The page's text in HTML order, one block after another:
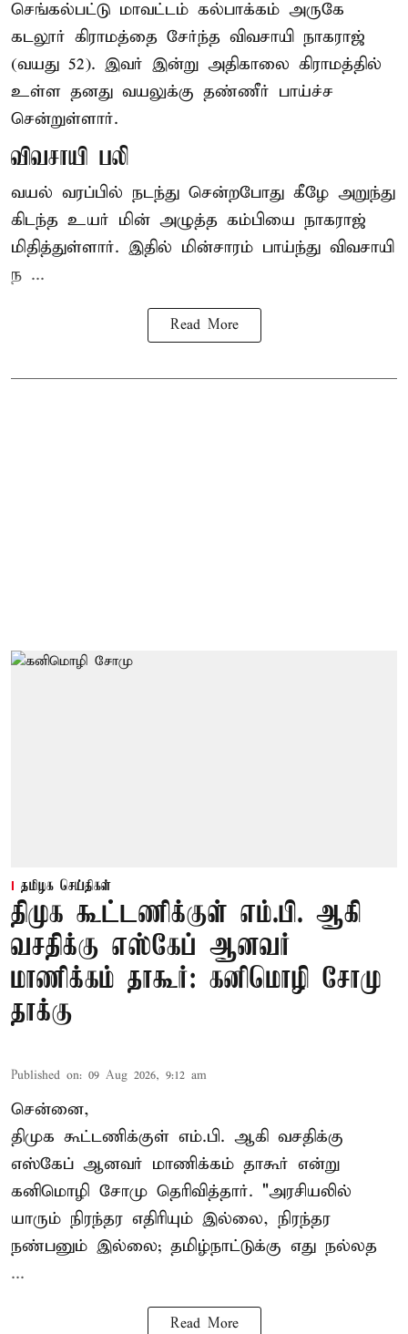
செங்கல்பட்டு மாவட்டம் கல்பாக்கம் அருகே
கடலூர் கிராமத்தை சேர்ந்த விவசாயி நாகராஜ்
(வயது 52). இவர் இன்று அதிகாலை கிராமத்தில்
உள்ள தனது வயலுக்கு தண்ணீர் பாய்ச்ச
சென்றுள்ளார்.
விவசாயி பலி
வயல் வரப்பில் நடந்து சென்றபோது கீழே அறுந்து
கிடந்த உயர் மின் அழுத்த கம்பியை நாகராஜ்
மிதித்துள்ளார். இதில் மின்சாரம் பாய்ந்து விவசாயி
ந ...
Read More
தமிழக செய்திகள்
திமுக கூட்டணிக்குள் எம்.பி. ஆகி
வசதிக்கு எஸ்கேப் ஆனவர்
மாணிக்கம் தாகூர்: கனிமொழி சோமு
தாக்கு
Published on: 09 Aug 2026, 9:12 am
சென்னை,
திமுக கூட்டணிக்குள் எம்.பி. ஆகி வசதிக்கு
எஸ்கேப் ஆனவர் மாணிக்கம் தாகூர் என்று
கனிமொழி சோமு தெரிவித்தார். "அரசியலில்
யாரும் நிரந்தர எதிரியும் இல்லை, நிரந்தர
நண்பனும் இல்லை; தமிழ்நாட்டுக்கு எது நல்லத
...
Read More